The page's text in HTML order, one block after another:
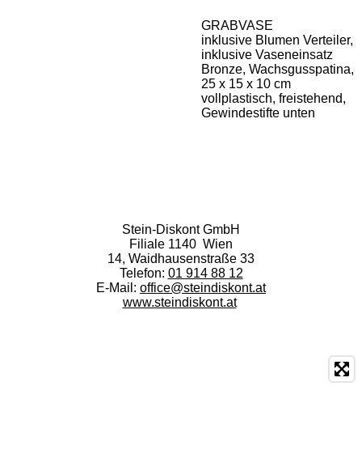
GRABVASE
inklusive Blumen Verteiler,
inklusive Vaseneinsatz
Bronze, Wachsgusspatina,
25 x 15 x 10 cm
vollplastisch, freistehend,
Gewindestifte unten
Stein-Diskont GmbH
Filiale 1140 Wien
14, Waidhausenstraße 33
Telefon: 01 914 88 12
E-Mail: office@steindiskont.at
www.steindiskont.at